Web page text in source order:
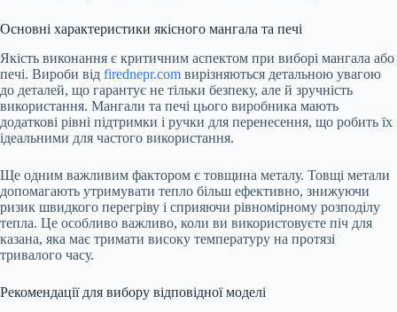
Основні характеристики якісного мангала та печі
Якість виконання є критичним аспектом при виборі мангала або
печі. Вироби від firednepr.com вирізняються детальною увагою
до деталей, що гарантує не тільки безпеку, але й зручність
використання. Мангали та печі цього виробника мають
додаткові рівні підтримки і ручки для перенесення, що робить їх
ідеальними для частого використання.
Ще одним важливим фактором є товщина металу. Товщі метали
допомагають утримувати тепло більш ефективно, знижуючи
ризик швидкого перегріву і сприяючи рівномірному розподілу
тепла. Це особливо важливо, коли ви використовуєте піч для
казана, яка має тримати високу температуру на протязі
тривалого часу.
Рекомендації для вибору відповідної моделі